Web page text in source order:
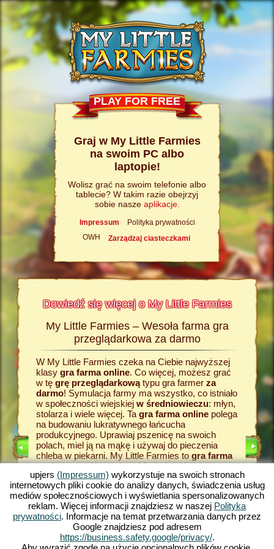
PLAY FOR FREE
Graj w My Little Farmies
na swoim PC albo
laptopie!
Wolisz grać na swoim telefonie albo
tablecie? W takim razie obejrzyj
sobie nasze aplikacje.
Impressum
Polityka prywatności
OWH
Zarządzaj ciasteczkami
Dowiedź się więcej o My Little Farmies
o
My Little Farmies – Wesoła farma gra
przeglądarkowa za darmo
W My Little Farmies czeka na Ciebie najwyższej
klasy gra farma online. Co więcej, możesz grać
w tę grę przeglądarkowątypu gra farmer za
darmo! Symulacja farmy ma wszystko, co istniało
w społeczności wiejskiej w średniowieczu: młyn,
stolarza i wiele więcej. Ta gra farma onlinepolega
na budowaniu lukratywnego łańcucha
produkcyjnego. Uprawiaj pszenicę na swoich
polach, miel ją na mąkę i używaj do pieczenia
chleba w piekarni. My Little Farmies to gra farma
za darmoz różnorodnymi funkcjami i piękną
grafiką. W tej grze typu farmagra online
zajmujesz się rolnictwem we wszystkich jego
aspektach: od uprawy warzyw po hodowlę
zwierząt. Spotkasz tradycyjne zwierzęta
hodowlane, takie jak świnia Mangalica czy kura
jedwabista. Stwórz kwitnące krajobrazy w My
Little Farmies - zagraj teraz za darmo w jedną z
grze
zboże.
farmy,
temu
w My
pojawią
towary.
farma
upjers (Impressum) wykorzystuje na swoich stronach
internetowych pliki cookie do analizy danych, świadczenia usług
mediów społecznościowych i wyświetlania spersonalizowanych
reklam. Więcej informacji znajdziesz w naszej Polityka
prywatności. Informacje na temat przetwarzania danych przez
Google znajdziesz pod adresem
https://business.safety.google/privacy/.